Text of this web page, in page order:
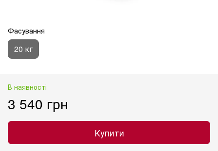
Фасування
20 кг
В наявності
3 540 грн
Купити